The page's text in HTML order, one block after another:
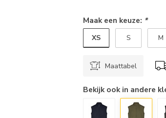
Maak een keuze: *
XS S M
Maattabel
Bekijk ook in andere